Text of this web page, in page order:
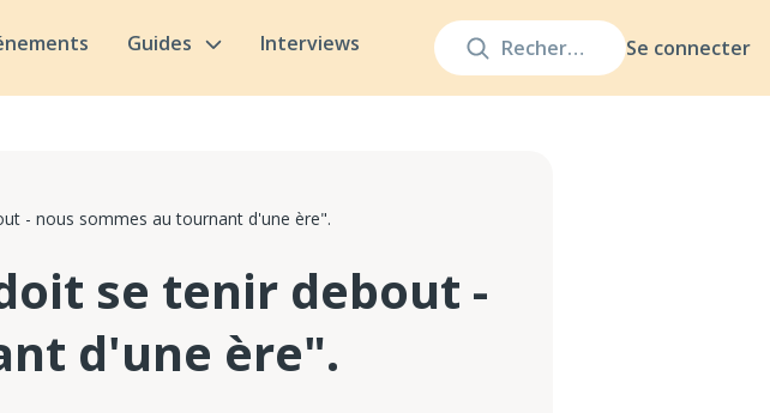
Se connecter
Guides Interviews
- nous sommes au tournant d'une ère".
se tenir debout -
d'une ère".